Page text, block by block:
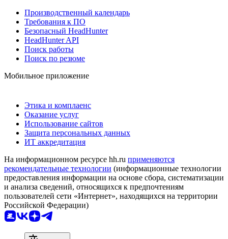
Производственный календарь
Требования к ПО
Безопасный HeadHunter
HeadHunter API
Поиск работы
Поиск по резюме
Мобильное приложение
Этика и комплаенс
Оказание услуг
Использование сайтов
Защита персональных данных
ИТ аккредитация
На информационном ресурсе hh.ru применяются
рекомендательные технологии (информационные технологии
предоставления информации на основе сбора, систематизации
и анализа сведений, относящихся к предпочтениям
пользователей сети «Интернет», находящихся на территории
Российской Федерации)